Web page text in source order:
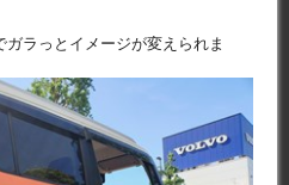
ラっとイメージが変えられま